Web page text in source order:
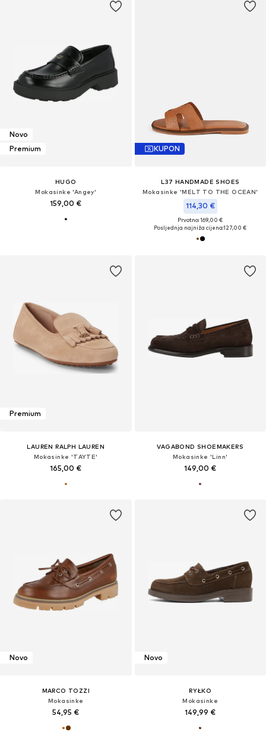
Novo
Premium
HUGO
Mokasinke 'Angey'
159,00 €
KUPON
L37 HANDMADE SHOES
Mokasinke 'MELT TO THE OCEAN'
114,30 €
Prvotno: 169,00 €
Posljednja najniža cijena:127,00 €
Premium
LAUREN RALPH LAUREN
Mokasinke 'TAYTE'
165,00 €
VAGABOND SHOEMAKERS
Mokasinke 'Linn'
149,00 €
Novo
MARCO TOZZI
Mokasinke
54,95 €
Novo
RYŁKO
Mokasinke
149,99 €